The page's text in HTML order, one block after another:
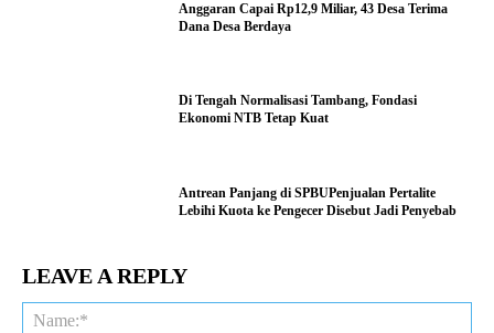
Anggaran Capai Rp12,9 Miliar, 43 Desa Terima
Dana Desa Berdaya
Di Tengah Normalisasi Tambang, Fondasi
Ekonomi NTB Tetap Kuat
Antrean Panjang di SPBUPenjualan Pertalite
Lebihi Kuota ke Pengecer Disebut Jadi Penyebab
LEAVE A REPLY